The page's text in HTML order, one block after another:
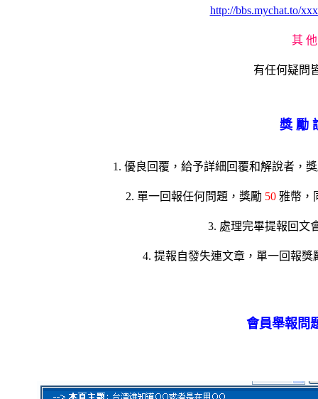
http://bbs.mychat.to/
其
有任何疑問
獎 勵
1. 優良回覆，給予詳細回覆和解說者，
2. 單一回報任何問題，獎勵 50 雅幣，
3. 處理完畢提報回文
4. 提報自發失連文章，單一回報獎
會員舉報問